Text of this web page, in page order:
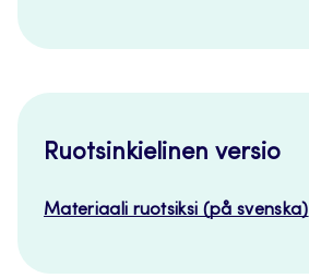
Ruotsinkielinen versio
Materiaali ruotsiksi (på svenska)